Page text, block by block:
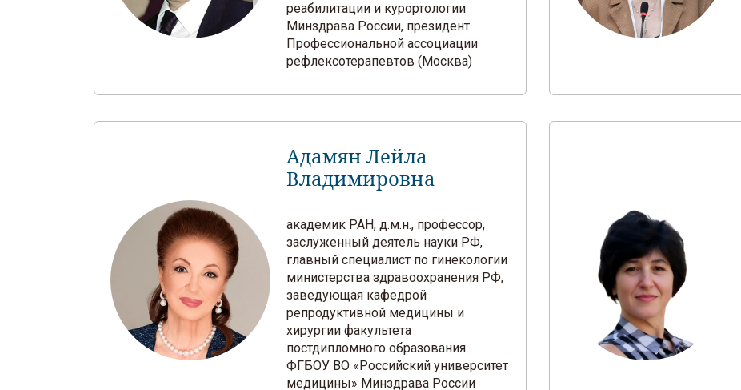
реабилитации и курортологии
Минздрава России, президент
Профессиональной ассоциации
рефлексотерапевтов (Москва)
Адамян Лейла
Владимировна
академик РАН, д.м.н., профессор,
заслуженный деятель науки РФ,
главный специалист по гинекологии
министерства здравоохранения РФ,
заведующая кафедрой
репродуктивной медицины и
хирургии факультета
постдипломного образования
ФГБОУ ВО «Российский университет
медицины» Минздрава России